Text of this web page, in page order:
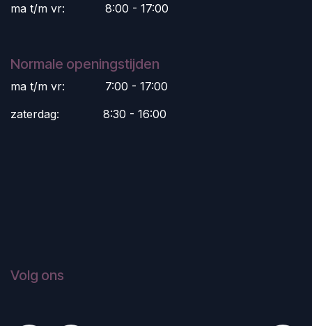
ma t/m vr:
​8:00 - 17:00
Normale openingstijden
ma t/m vr:
​7:00 - 17:00
zaterdag:
​8:30 - 16:00
Volg ons